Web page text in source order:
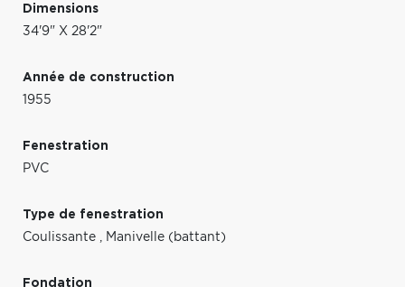
Dimensions
34'9" X 28'2"
Année de construction
1955
Fenestration
PVC
Type de fenestration
Coulissante , Manivelle (battant)
Fondation